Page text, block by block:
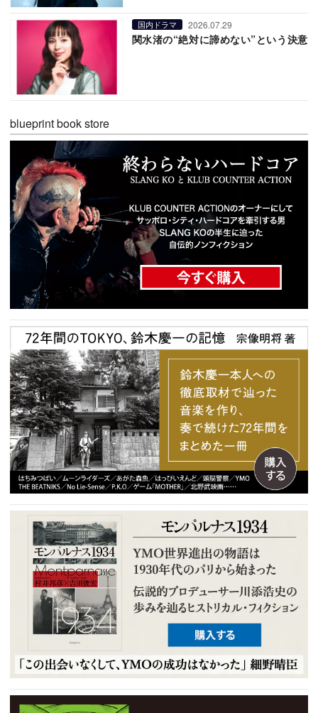
国内ドラマ 2026.07.29
関水渚の“絶対に諦めない”という決意
blueprint book store